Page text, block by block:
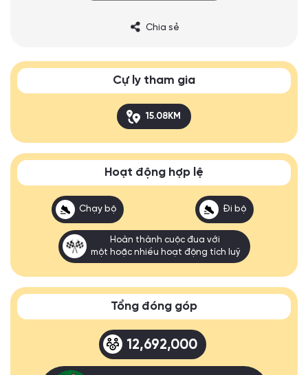
Chia sẻ
Cự ly tham gia
15.08KM
Hoạt động hợp lệ
Chạy bộ Đi bộ
Hoàn thành cuộc đua với
một hoặc nhiều hoạt động tích luỹ
Tổng đóng góp
12,692,000